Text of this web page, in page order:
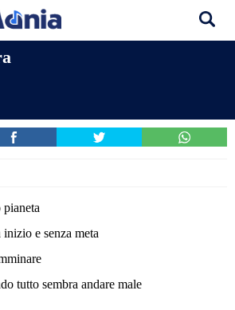
inizio e senza meta
tutto sembra andare male